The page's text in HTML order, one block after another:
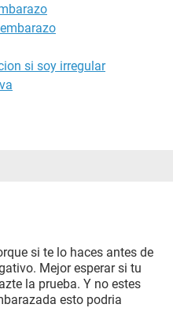
si soy irregular
si te lo haces antes de
Mejor esperar si tu
la prueba. Y no estes
esto podria